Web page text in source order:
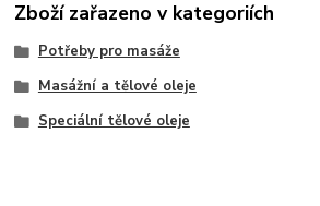
Zboží zařazeno v kategoriích
Potřeby pro masáže
Masážní a tělové oleje
Speciální tělové oleje